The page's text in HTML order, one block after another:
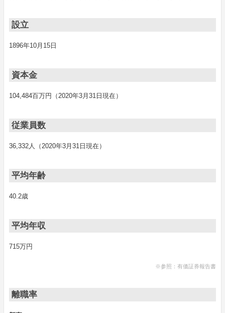
設立
1896年10月15日
資本金
104,484百万円（2020年3月31日現在）
従業員数
36,332人（2020年3月31日現在）
平均年齢
40.2歳
平均年収
715万円
※参照：有価証券報告書
離職率